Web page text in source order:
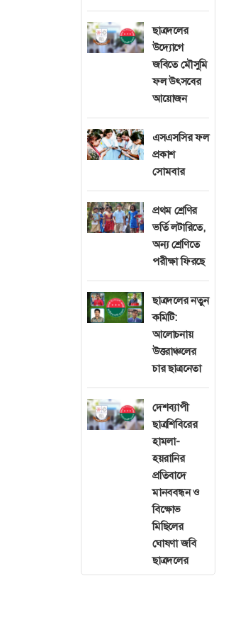
ছাত্রদলের
উদ্যোগে
জবিতে মৌসুমি
ফল উৎসবের
আয়োজন
এসএসসির ফল
প্রকাশ
সোমবার
প্রথম শ্রেণির
ভর্তি লটারিতে,
অন্য শ্রেণিতে
পরীক্ষা ফিরছে
ছাত্রদলের নতুন
কমিটি:
আলোচনায়
উত্তরাঞ্চলের
চার ছাত্রনেতা
দেশব্যাপী
ছাত্রশিবিরের
হামলা-
হয়রানির
প্রতিবাদে
মানববন্ধন ও
বিক্ষোভ
মিছিলের
ঘোষণা জবি
ছাত্রদলের